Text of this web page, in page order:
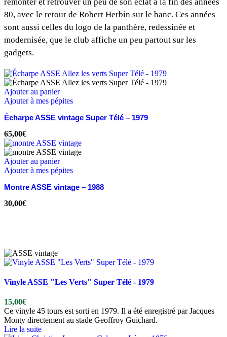
80, avec le retour de Robert Herbin sur le banc. Ces années
sont aussi celles du logo de la panthère, redessinée et
modernisée, que le club affiche un peu partout sur les
gadgets.
Ajouter au panier
Ajouter à mes pépites
Écharpe ASSE vintage Super Télé – 1979
65,00€
Ajouter au panier
Ajouter à mes pépites
Montre ASSE vintage – 1988
30,00€
Vinyle ASSE "Les Verts" Super Télé - 1979
15,00€
Ce vinyle 45 tours est sorti en 1979. Il a été enregistré par Jacques
Monty directement au stade Geoffroy Guichard.
Lire la suite